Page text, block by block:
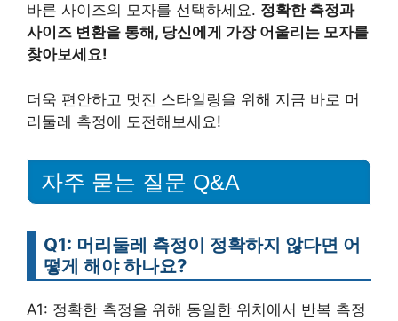
바른 사이즈의 모자를 선택하세요. 정확한 측정과
사이즈 변환을 통해, 당신에게 가장 어울리는 모자를
찾아보세요!
더욱 편안하고 멋진 스타일링을 위해 지금 바로 머
리둘레 측정에 도전해보세요!
자주 묻는 질문 Q&A
Q1: 머리둘레 측정이 정확하지 않다면 어
떻게 해야 하나요?
A1: 정확한 측정을 위해 동일한 위치에서 반복 측정